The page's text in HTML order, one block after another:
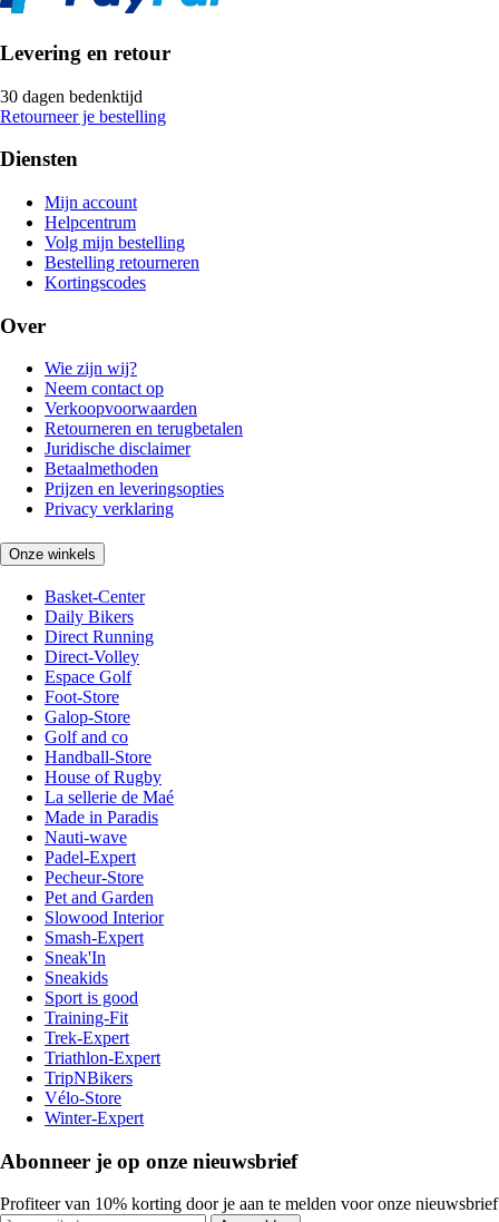
Levering en retour
30 dagen bedenktijd
Retourneer je bestelling
Diensten
Mijn account
Helpcentrum
Volg mijn bestelling
Bestelling retourneren
Kortingscodes
Over
Wie zijn wij?
Neem contact op
Verkoopvoorwaarden
Retourneren en terugbetalen
Juridische disclaimer
Betaalmethoden
Prijzen en leveringsopties
Privacy verklaring
Onze winkels
Basket-Center
Daily Bikers
Direct Running
Direct-Volley
Espace Golf
Foot-Store
Galop-Store
Golf and co
Handball-Store
House of Rugby
La sellerie de Maé
Made in Paradis
Nauti-wave
Padel-Expert
Pecheur-Store
Pet and Garden
Slowood Interior
Smash-Expert
Sneak'In
Sneakids
Sport is good
Training-Fit
Trek-Expert
Triathlon-Expert
TripNBikers
Vélo-Store
Winter-Expert
Abonneer je op onze nieuwsbrief
Profiteer van 10% korting door je aan te melden voor onze nieuwsbrief